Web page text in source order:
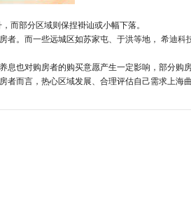
而部分区域则保捏褂讪或小幅下落。
者。而一些远城区如苏家屯、于洪等地， 希迪科
也对购房者的购买意愿产生一定影响，部分购
而言，热心区域发展、合理评估自己需求上海